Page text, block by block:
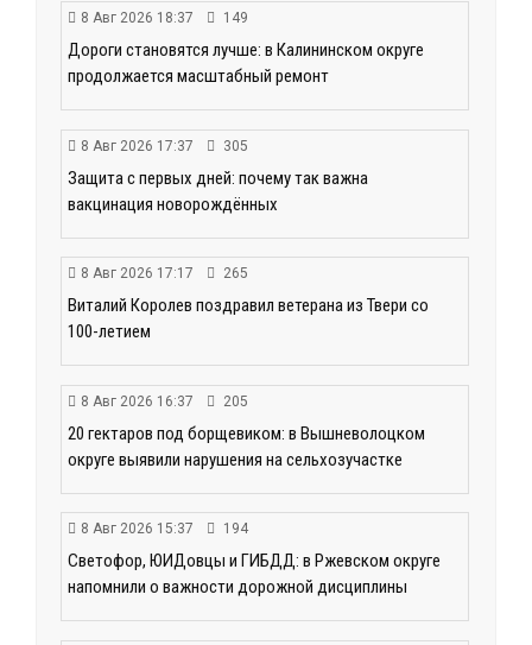
8 Авг 2026 18:37 149
Дороги становятся лучше: в Калининском округе
продолжается масштабный ремонт
8 Авг 2026 17:37 305
Защита с первых дней: почему так важна
вакцинация новорождённых
8 Авг 2026 17:17 265
Виталий Королев поздравил ветерана из Твери со
100-летием
8 Авг 2026 16:37 205
20 гектаров под борщевиком: в Вышневолоцком
округе выявили нарушения на сельхозучастке
8 Авг 2026 15:37 194
Светофор, ЮИДовцы и ГИБДД: в Ржевском округе
напомнили о важности дорожной дисциплины